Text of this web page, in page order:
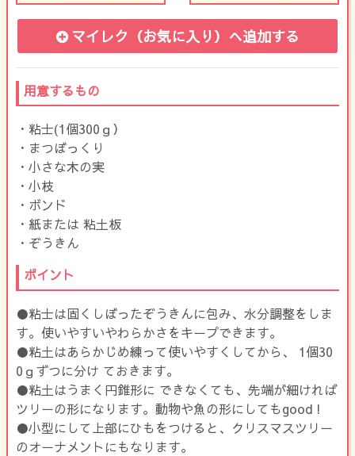
マイレク（お気に入り） へ追加する
用意するもの
・粘士(1個300ｇ）
・まつぼっくり
・小さな木の実
・小枝
・ボンド
・紙または 粘土板
・ぞうきん
ポイント
●粘士は固くしぼったぞうきんに包み、水分調整をしま
す。使いやすいやわらかさをキープできます。
●粘土はあらかじめ練って使いやすくしてから、 1個30
0ｇずつに分け ておきます。
●粘土はうまく円錐形に できなくても、先端が細ければ
ツリーの形になります。動物や魚の形にしてもgood !
●小型にして上部にひもをつけると、クリスマスツリー
のオーナメントにもなります。